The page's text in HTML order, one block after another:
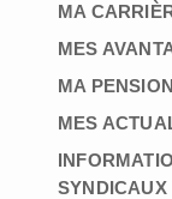
MA
MES
MA PENSION
MES
SYNDICAUX